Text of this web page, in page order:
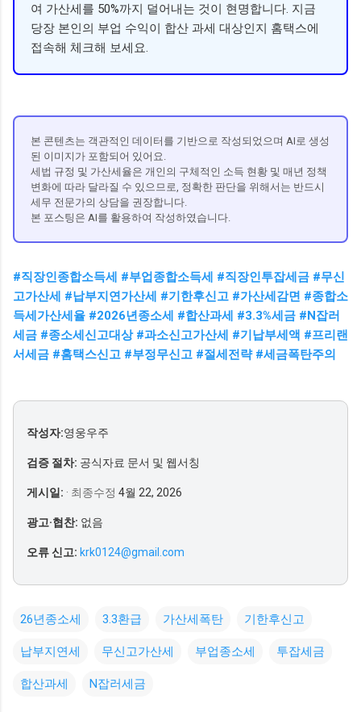
여 가산세를 50%까지 덜어내는 것이 현명합니다. 지금
당장 본인의 부업 수익이 합산 과세 대상인지 홈택스에
접속해 체크해 보세요.
본 콘텐츠는 객관적인 데이터를 기반으로 작성되었으며 AI로 생성
된 이미지가 포함되어 있어요.
세법 규정 및 가산세율은 개인의 구체적인 소득 현황 및 매년 정책
변화에 따라 달라질 수 있으므로, 정확한 판단을 위해서는 반드시
세무 전문가의 상담을 권장합니다.
본 포스팅은 AI를 활용하여 작성하였습니다.
#직장인종합소득세 #부업종합소득세 #직장인투잡세금 #무신
고가산세 #납부지연가산세 #기한후신고 #가산세감면 #종합소
득세가산세율 #2026년종소세 #합산과세 #3.3%세금 #N잡러
세금 #종소세신고대상 #과소신고가산세 #기납부세액 #프리랜
서세금 #홈택스신고 #부정무신고 #절세전략 #세금폭탄주의
작성자:영웅우주
검증 절차: 공식자료 문서 및 웹서칭
게시일: · 최종수정 4월 22, 2026
광고·협찬: 없음
오류 신고: krk0124@gmail.com
26년종소세 3.3환급 가산세폭탄 기한후신고
납부지연세 무신고가산세 부업종소세 투잡세금
합산과세 N잡러세금